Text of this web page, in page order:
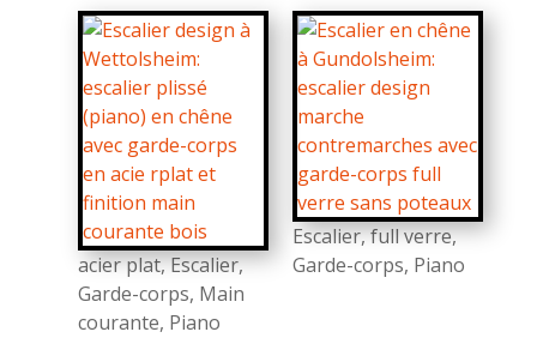
acier plat,Escalier,
Garde-corps, Main
courante, Piano
Escalier,full verre,
Garde-corps, Piano